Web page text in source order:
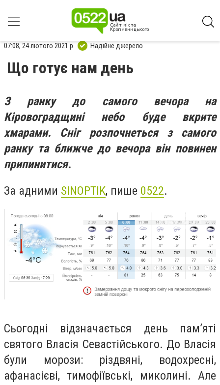
07:08, 24 лютого 2021 р. Надійне джерело
Що готує нам день
З ранку до самого вечора на
Кіровоградщині небо буде вкрите
хмарами. Сніг розпочнеться з самого
ранку та ближче до вечора він повинен
припинитися.
За адними SINOPTIK, пише 0522.
Сьогодні відзначається день пам’яті
святого Власія Севастійського. До Власія
були морози: різдвяні, водохресні,
афанасієві, тимофіївські, миколині. Але